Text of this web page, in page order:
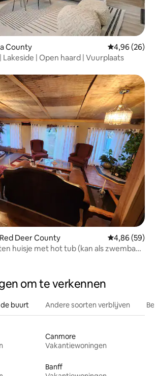
County Gemiddelde
4,96 (26)
Lakeside | Open haard | Vuurplaats
Deer County Gemiddelde
4,86 (59)
huisje met hot tub (kan als zwembad
om te verkennen
buurt Andere soorten verblijven
Canmore
Vakantiewoningen
Banff